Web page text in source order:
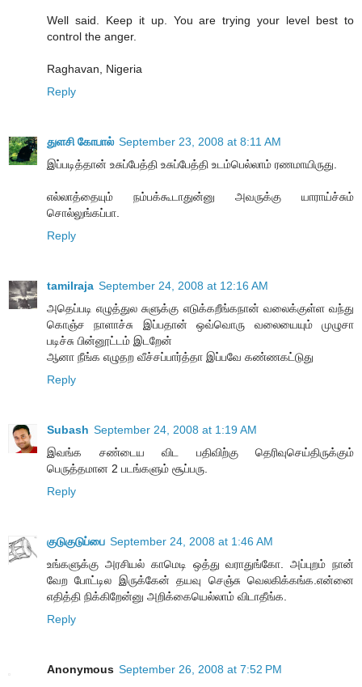
Well said. Keep it up. You are trying your level best to
control the anger.
Raghavan, Nigeria
Reply
துளசி கோபால் September 23, 2008 at 8:11 AM
இப்படித்தான் உசுப்பேத்தி உசுப்பேத்தி உடம்பெல்லாம் ரணமாயிருது.
எல்லாத்தையும் நம்பக்கூடாதுன்னு அவருக்கு யாராய்ச்சும்
சொல்லுங்கப்பா.
Reply
tamilraja September 24, 2008 at 12:16 AM
அதெப்படி எழுத்துல சுளுக்கு எடுக்கறீங்கநான் வலைக்குள்ள வந்து
கொஞ்ச நாளாச்சு இப்பதான் ஒவ்வொரு வலையையும் முழுசா
படிச்சு பின்னூட்டம் இடறேன்
ஆனா நீங்க எழுதற வீச்சப்பார்த்தா இப்பவே கண்ணகட்டுது
Reply
Subash September 24, 2008 at 1:19 AM
இவங்க சண்டைய விட பதிவிற்கு தெரிவுசெய்திருக்கும்
பெருத்தமான 2 படங்களும் சூப்பரு.
Reply
குடுகுடுப்பை September 24, 2008 at 1:46 AM
உங்களுக்கு அரசியல் காமெடி ஒத்து வராதுங்கோ. அப்புறம் நான்
வேற போட்டில இருக்கேன் தயவு செஞ்சு வெலகிக்கங்க.என்னை
எதித்தி நிக்கிறேன்னு அறிக்கையெல்லாம் விடாதீங்க.
Reply
Anonymous September 26, 2008 at 7:52 PM